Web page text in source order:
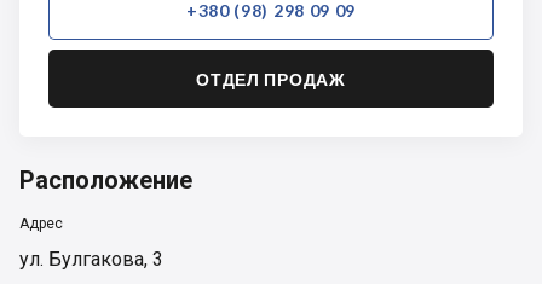
+380 (98) 298 09 09
ОТДЕЛ ПРОДАЖ
Расположение
Адрес
ул. Булгакова, 3